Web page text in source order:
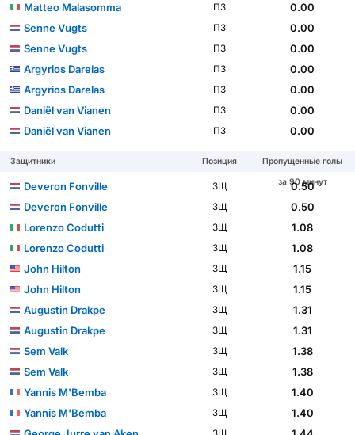
Matteo Malasomma
ПЗ
0.00
Senne Vugts
ПЗ
0.00
Senne Vugts
ПЗ
0.00
Argyrios Darelas
ПЗ
0.00
Argyrios Darelas
ПЗ
0.00
Daniël van Vianen
ПЗ
0.00
Daniël van Vianen
ПЗ 0.00
Защитники Позиция
Пропущенные голы
за 90 минут
Deveron Fonville ЗЩ
0.50
Deveron Fonville
ЗЩ
0.50
Lorenzo Codutti
ЗЩ
1.08
Lorenzo Codutti
ЗЩ
1.08
John Hilton
ЗЩ
1.15
John Hilton
ЗЩ
1.15
Augustin Drakpe
ЗЩ
1.31
Augustin Drakpe
ЗЩ
1.31
Sem Valk
ЗЩ
1.38
Sem Valk
ЗЩ
1.38
Yannis M'Bemba
ЗЩ
1.40
Yannis M'Bemba
ЗЩ
1.40